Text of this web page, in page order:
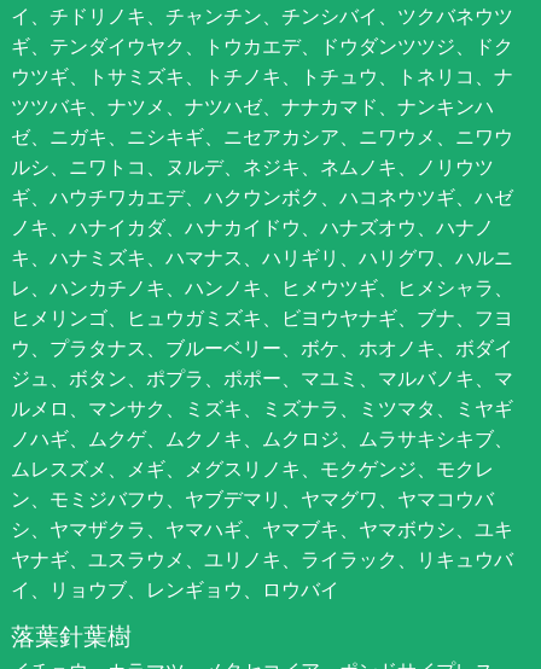
イ、チドリノキ、チャンチン、チンシバイ、ツクバネウツ
ギ、テンダイウヤク、トウカエデ、ドウダンツツジ、ドク
ウツギ、トサミズキ、トチノキ、トチュウ、トネリコ、ナ
ツツバキ、ナツメ、ナツハゼ、ナナカマド、ナンキンハ
ゼ、ニガキ、ニシキギ、ニセアカシア、ニワウメ、ニワウ
ルシ、ニワトコ、ヌルデ、ネジキ、ネムノキ、ノリウツ
ギ、ハウチワカエデ、ハクウンボク、ハコネウツギ、ハゼ
ノキ、ハナイカダ、ハナカイドウ、ハナズオウ、ハナノ
キ、ハナミズキ、ハマナス、ハリギリ、ハリグワ、ハルニ
レ、ハンカチノキ、ハンノキ、ヒメウツギ、ヒメシャラ、
ヒメリンゴ、ヒュウガミズキ、ビヨウヤナギ、ブナ、フヨ
ウ、プラタナス、ブルーベリー、ボケ、ホオノキ、ボダイ
ジュ、ボタン、ポプラ、ポポー、マユミ、マルバノキ、マ
ルメロ、マンサク、ミズキ、ミズナラ、ミツマタ、ミヤギ
ノハギ、ムクゲ、ムクノキ、ムクロジ、ムラサキシキブ、
ムレスズメ、メギ、メグスリノキ、モクゲンジ、モクレ
ン、モミジバフウ、ヤブデマリ、ヤマグワ、ヤマコウバ
シ、ヤマザクラ、ヤマハギ、ヤマブキ、ヤマボウシ、ユキ
ヤナギ、ユスラウメ、ユリノキ、ライラック、リキュウバ
イ、リョウブ、レンギョウ、ロウバイ
落葉針葉樹